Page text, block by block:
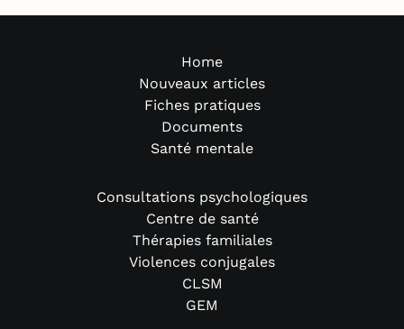
Home
Nouveaux articles
Fiches pratiques
Documents
Santé mentale
Consultations psychologiques
Centre de santé
Thérapies familiales
Violences conjugales
CLSM
GEM